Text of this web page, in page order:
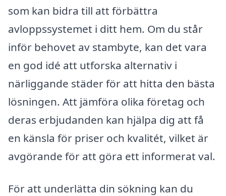
som kan bidra till att förbättra
avloppssystemet i ditt hem. Om du står
inför behovet av stambyte, kan det vara
en god idé att utforska alternativ i
närliggande städer för att hitta den bästa
lösningen. Att jämföra olika företag och
deras erbjudanden kan hjälpa dig att få
en känsla för priser och kvalitét, vilket är
avgörande för att göra ett informerat val.
För att underlätta din sökning kan du